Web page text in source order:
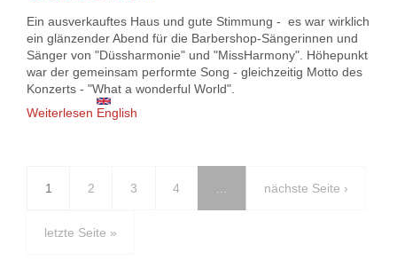
Ein ausverkauftes Haus und gute Stimmung - es war wirklich
ein glänzender Abend für die Barbershop-Sängerinnen und
Sänger von "Düssharmonie" und "MissHarmony". Höhepunkt
war der gemeinsam performte Song - gleichzeitig Motto des
Konzerts - "What a wonderful World".
Weiterlesen über What a wonderful World - gemeinsames
English
1 2 3 4 nächste Seite ›
letzte Seite »